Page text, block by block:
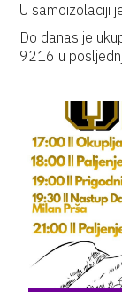
U samoizolaciji
Do danas je
9216 u